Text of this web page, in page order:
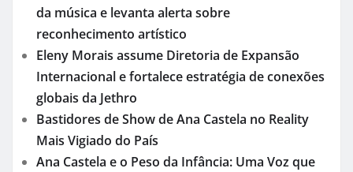
da música e levanta alerta sobre
reconhecimento artístico
Eleny Morais assume Diretoria de Expansão
Internacional e fortalece estratégia de conexões
globais da Jethro
Bastidores de Show de Ana Castela no Reality
Mais Vigiado do País
Ana Castela e o Peso da Infância: Uma Voz que